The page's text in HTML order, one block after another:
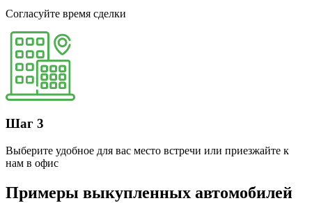
Согласуйте время сделки
Шаг 3
Выберите удобное для вас место встречи или приезжайте к
нам в офис
Примеры выкупленных автомобилей